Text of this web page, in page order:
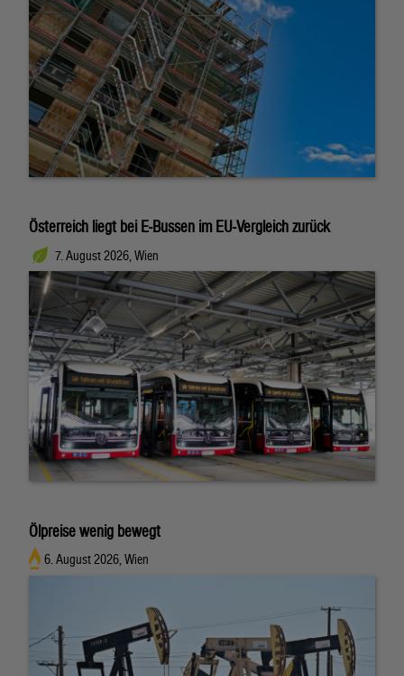
Österreich liegt bei E-Bussen im EU-Vergleich zurück
7. August 2026, Wien
Ölpreise wenig bewegt
6. August 2026, Wien